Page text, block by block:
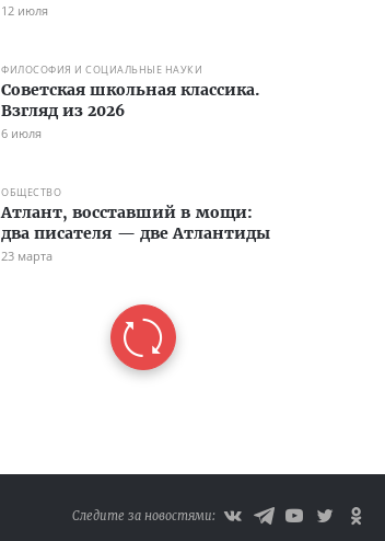
12 июля
ФИЛОСОФИЯ И СОЦИАЛЬНЫЕ НАУКИ
Советская школьная классика.
Взгляд из 2026
6 июля
ОБЩЕСТВО
Атлант, восставший в мощи:
два писателя — две Атлантиды
23 марта
Следите за новостями: